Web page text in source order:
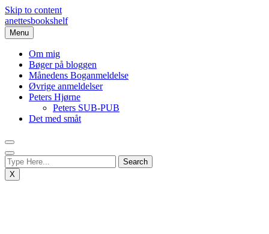
Skip to content
anettesbookshelf
Menu
Om mig
Bøger på bloggen
Månedens Boganmeldelse
Øvrige anmeldelser
Peters Hjørne
Peters SUB-PUB
Det med småt
X